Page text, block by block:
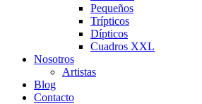
Pequeños
Trípticos
Dípticos
Cuadros XXL
Nosotros
Artistas
Blog
Contacto